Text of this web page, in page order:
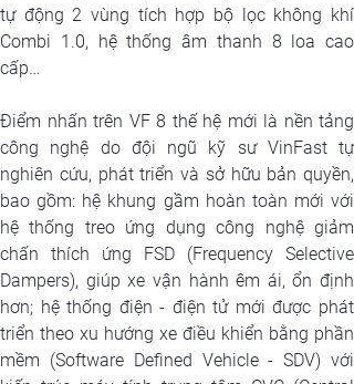
tự động 2 vùng tích hợp bộ lọc không khí
Combi 1.0, hệ thống âm thanh 8 loa cao
cấp…
Điểm nhấn trên VF 8 thế hệ mới là nền tảng
công nghệ do đội ngũ kỹ sư VinFast tự
nghiên cứu, phát triển và sở hữu bản quyền,
bao gồm: hệ khung gầm hoàn toàn mới với
hệ thống treo ứng dụng công nghệ giảm
chấn thích ứng FSD (Frequency Selective
Dampers), giúp xe vận hành êm ái, ổn định
hơn; hệ thống điện - điện tử mới được phát
triển theo xu hướng xe điều khiển bằng phần
mềm (Software Defined Vehicle - SDV) với